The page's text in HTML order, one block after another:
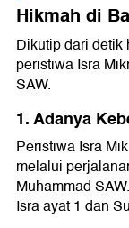
Hikmah di
Dikutip dari
peristiwa Isra
SAW.
1. Adanya
Peristiwa Isra
melalui
Muhammad
Isra ayat 1 dan